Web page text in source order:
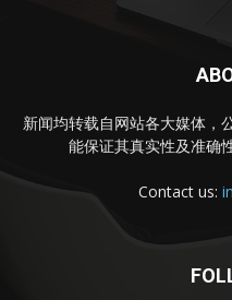
新闻均转载自网站各大媒体，
能保证其真实性及准确
Contact us: